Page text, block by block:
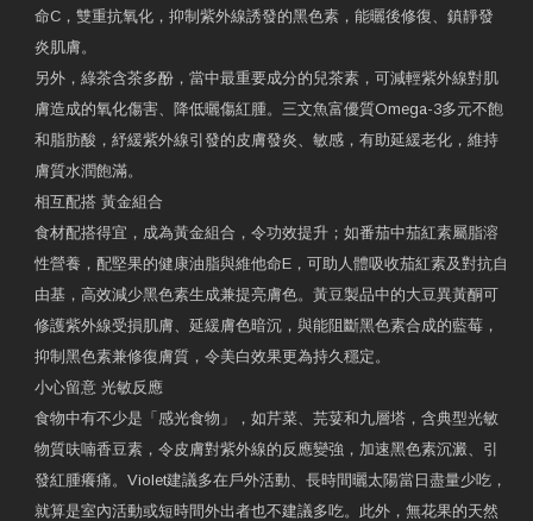
命C，雙重抗氧化，抑制紫外線誘發的黑色素，能曬後修復、鎮靜發
炎肌膚。
另外，綠茶含茶多酚，當中最重要成分的兒茶素，可減輕紫外線對肌
膚造成的氧化傷害、降低曬傷紅腫。三文魚富優質Omega-3多元不飽
和脂肪酸，紓緩紫外線引發的皮膚發炎、敏感，有助延緩老化，維持
膚質水潤飽滿。
相互配搭 黃金組合
食材配搭得宜，成為黃金組合，令功效提升；如番茄中茄紅素屬脂溶
性營養，配堅果的健康油脂與維他命E，可助人體吸收茄紅素及對抗自
由基，高效減少黑色素生成兼提亮膚色。黃豆製品中的大豆異黃酮可
修護紫外線受損肌膚、延緩膚色暗沉，與能阻斷黑色素合成的藍莓，
抑制黑色素兼修復膚質，令美白效果更為持久穩定。
小心留意 光敏反應
食物中有不少是「感光食物」，如芹菜、芫荽和九層塔，含典型光敏
物質呋喃香豆素，令皮膚對紫外線的反應變強，加速黑色素沉澱、引
發紅腫癢痛。Violet建議多在戶外活動、長時間曬太陽當日盡量少吃，
就算是室內活動或短時間外出者也不建議多吃。此外，無花果的天然